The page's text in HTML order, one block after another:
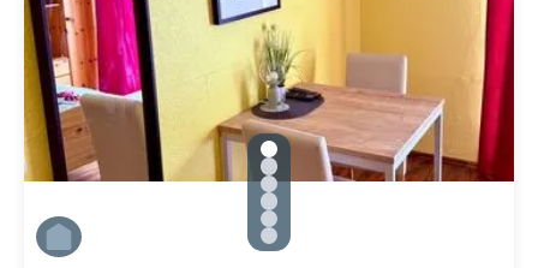
gallery.slide_selector
Zu Slide 1 wechseln
Zu Slide 2 wechseln
Zu Slide 3 wechseln
Zu Slide 4 wechseln
Zu Slide 5 wechseln
Zu Slide 6 wechseln